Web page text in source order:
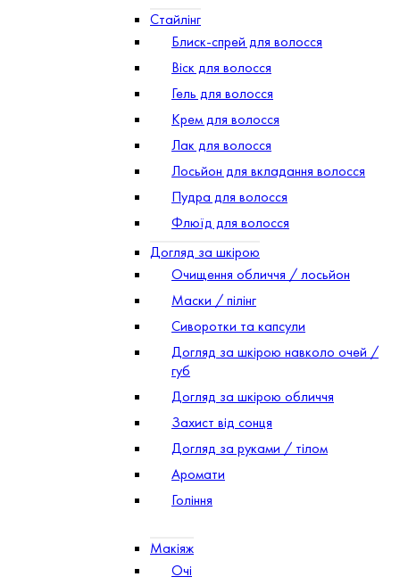
Стайлінг
Блиск-спрей для волосся
Віск для волосся
Гель для волосся
Крем для волосся
Лак для волосся
Лосьйон для вкладання волосся
Пудра для волосся
Флюїд для волосся
Догляд за шкірою
Очищення обличчя / лосьйон
Маски / пілінг
Сиворотки та капсули
Догляд за шкірою навколо очей /
губ
Догляд за шкірою обличчя
Захист від сонця
Догляд за руками / тілом
Аромати
Гоління
Макіяж
Очі